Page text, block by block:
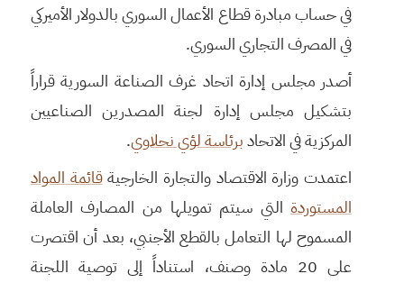
في حساب مبادرة قطاع الأعمال السوري بالدولار الأميركي
في المصرف التجاري السوري.
أصدر مجلس إدارة اتحاد غرف الصناعة السورية قراراً
بتشكيل مجلس إدارة لجنة المصدرين الصناعيين
المركزية في الاتحادبرئاسة لؤي نحلاوي.
اعتمدت وزارة الاقتصاد والتجارة الخارجيةقائمة المواد
المستوردةالتي سيتم تمويلها من المصارف العاملة
المسموح لها التعامل بالقطع الأجنبي، بعد أن اقتصرت
على 20 مادة وصنف، استناداً إلى توصية اللجنة